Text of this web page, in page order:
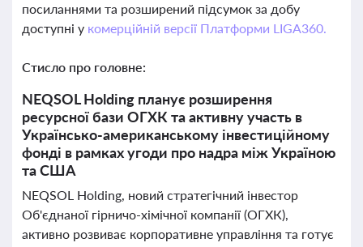
посиланнями та розширений підсумок за добу
доступні у комерційній версії Платформи LIGA360.
Стисло про головне:
NEQSOL Holding планує розширення
ресурсної бази ОГХК та активну участь в
Українсько-американському інвестиційному
фонді в рамках угоди про надра між Україною
та США
NEQSOL Holding, новий стратегічний інвестор
Об'єднаної гірничо-хімічної компанії (ОГХК),
активно розвиває корпоративне управління та готує